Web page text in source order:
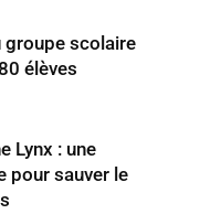
groupe scolaire
élèves
Lynx : une
pour sauver le